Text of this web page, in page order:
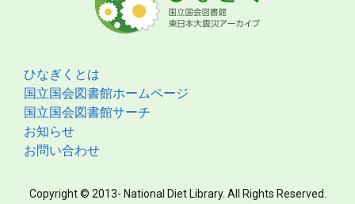
ひなぎくとは
国立国会図書館ホームページ
国立国会図書館サーチ
お知らせ
お問い合わせ
Copyright © 2013- National Diet Library. All Rights Reserved.